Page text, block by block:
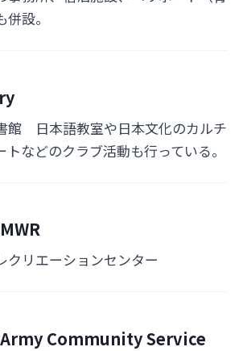
設。
館 日本語教室や日本文化のカルチ
などのクラブ活動も行っている。
クリエーションセンター
Community Service